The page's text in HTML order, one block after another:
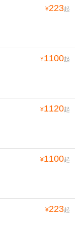
¥223起
¥1100起
¥1120起
¥1100起
¥223起